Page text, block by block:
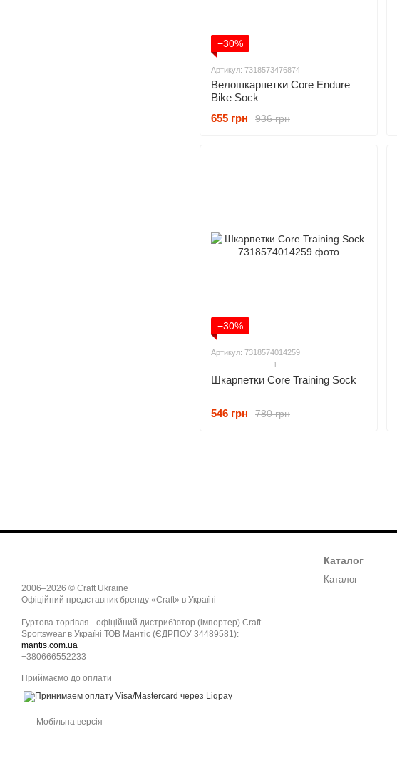
−30%
Артикул: 7318573476874
Велошкарпетки Core Endure
Bike Sock
936 грн
655 грн
−30%
Артикул: 7318574014259
1
Шкарпетки Core Training Sock
780 грн
546 грн
2006–2026 © Craft Ukraine
Офіційний представник бренду «Craft» в Україні
Гуртова торгівля - офіційний дистриб'ютор (імпортер) Craft
Sportswear в Україні ТОВ Мантіс (ЄДРПОУ 34489581):
mantis.com.ua
+380666552233
Приймаємо до оплати
Мобільна версія
Каталог
Каталог